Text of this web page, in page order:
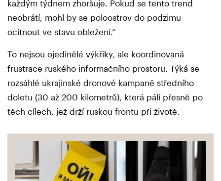
každým týdnem zhoršuje. Pokud se tento trend
neobrátí, mohl by se poloostrov do podzimu
ocitnout ve stavu obležení.“
To nejsou ojedinělé výkřiky, ale koordinovaná
frustrace ruského informačního prostoru. Týká se
rozsáhlé ukrajinské dronové kampaně středního
doletu (30 až 200 kilometrů), která pálí přesně po
těch cílech, jež drží ruskou frontu při životě.